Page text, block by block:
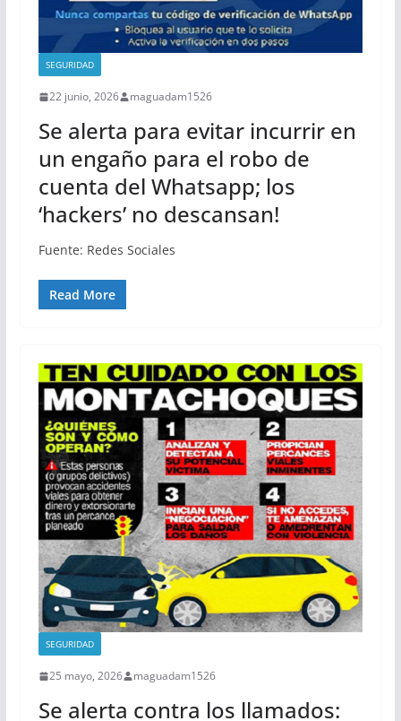
SEGURIDAD
22 junio, 2026 maguadam1526
Se alerta para evitar incurrir en
un engaño para el robo de
cuenta del Whatsapp; los
‘hackers’ no descansan!
Fuente: Redes Sociales
Read More
SEGURIDAD
25 mayo, 2026 maguadam1526
Se alerta contra los llamados: